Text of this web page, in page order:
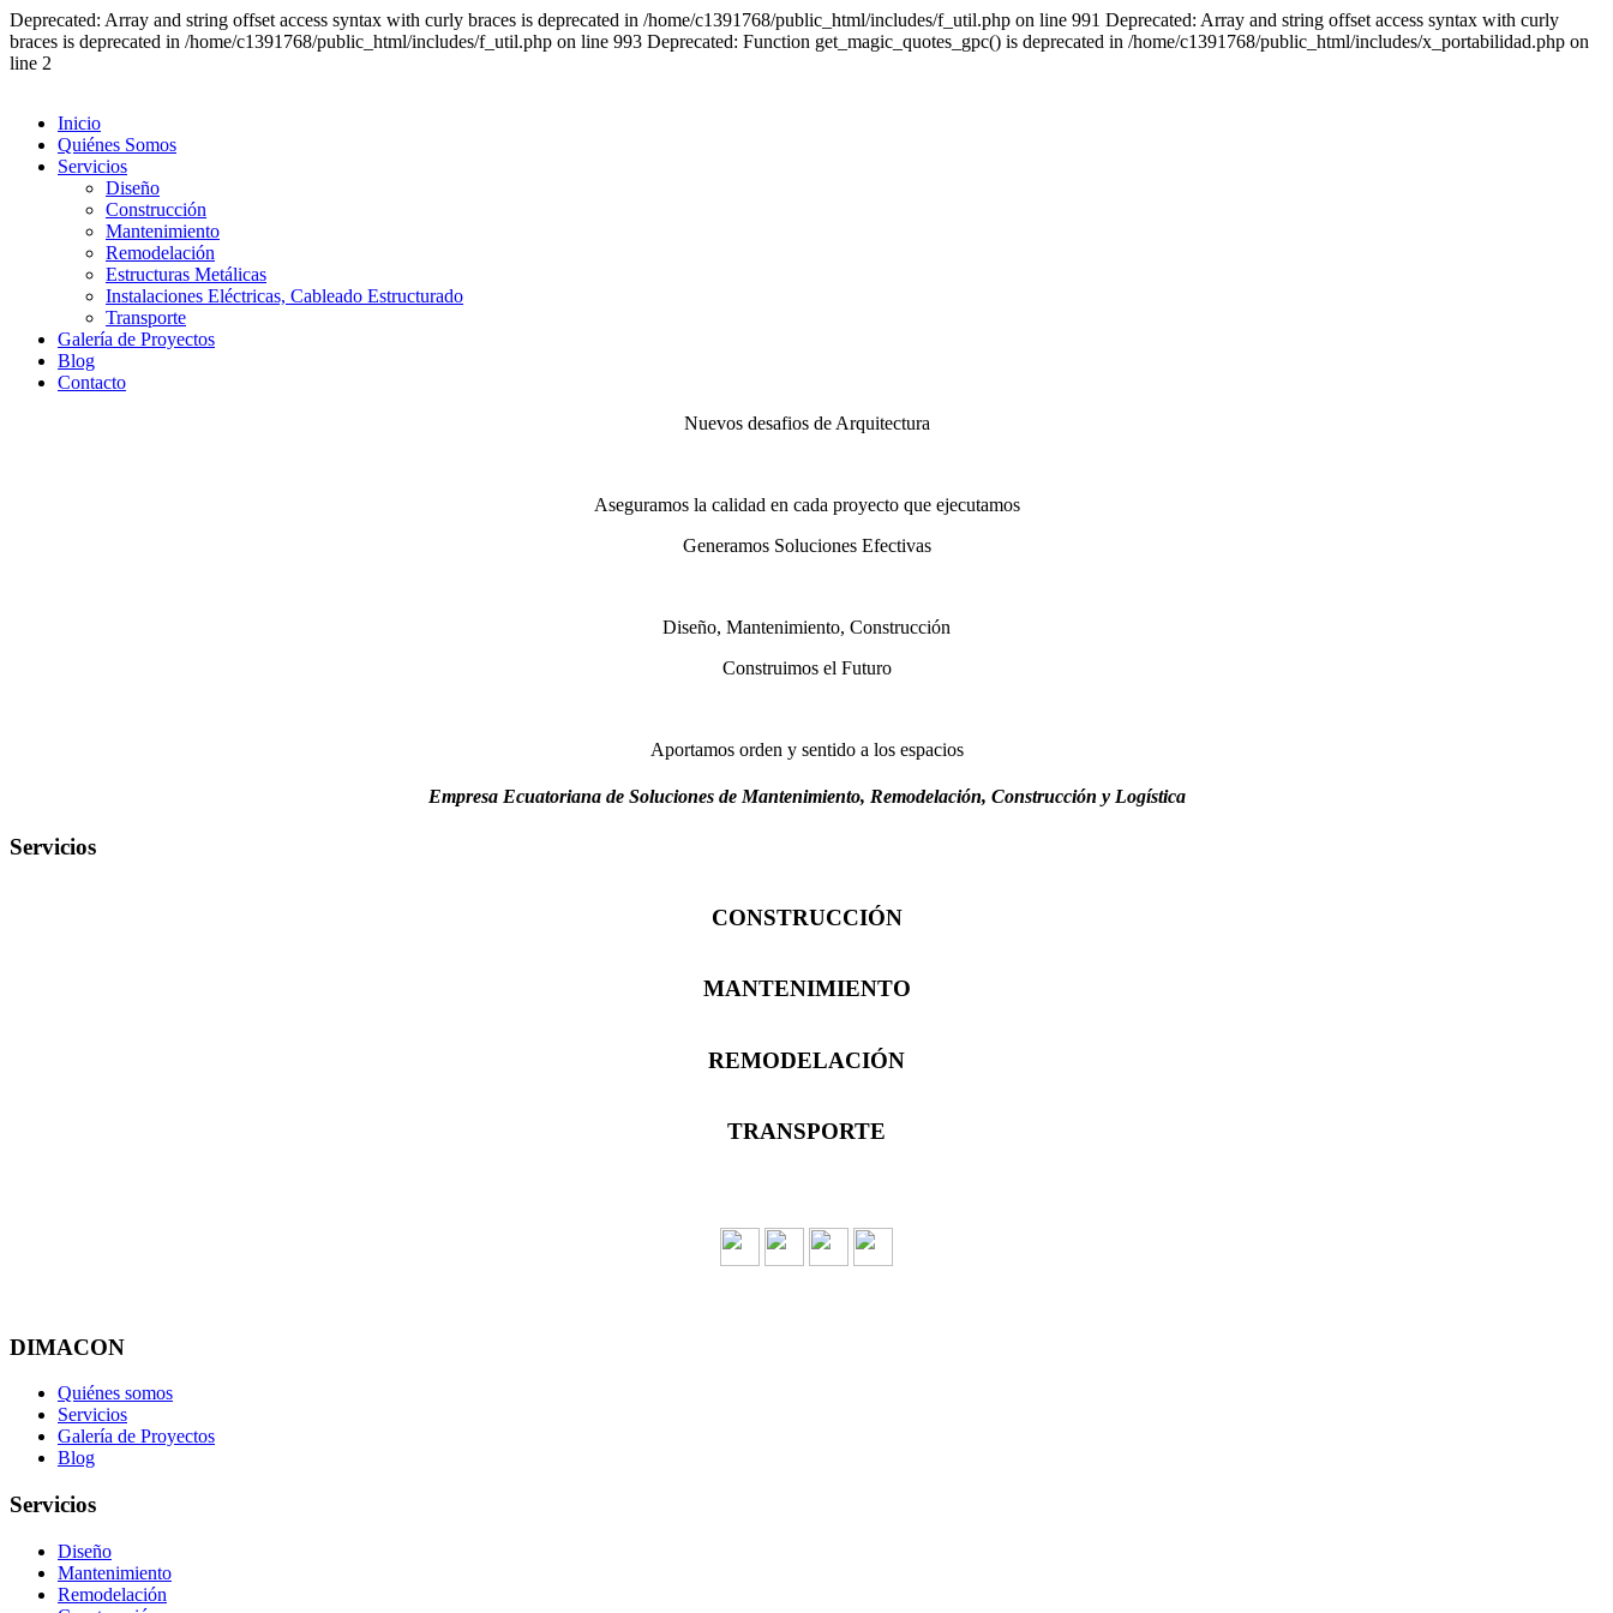
Deprecated: Array and string offset access syntax with curly braces is deprecated in /home/c1391768/public_html/includes/f_util.php on line 991 Deprecated: Array and string offset access syntax with curly
braces is deprecated in /home/c1391768/public_html/includes/f_util.php on line 993 Deprecated: Function get_magic_quotes_gpc() is deprecated in /home/c1391768/public_html/includes/x_portabilidad.php on
line 2
Inicio
Quiénes Somos
Servicios
Diseño
Construcción
Mantenimiento
Remodelación
Estructuras Metálicas
Instalaciones Eléctricas, Cableado Estructurado
Transporte
Galería de Proyectos
Blog
Contacto
Nuevos desafios de Arquitectura
Aseguramos la calidad en cada proyecto que ejecutamos
Generamos Soluciones Efectivas
Diseño, Mantenimiento, Construcción
Construimos el Futuro
Aportamos orden y sentido a los espacios
Empresa Ecuatoriana de Soluciones de Mantenimiento, Remodelación, Construcción y Logística
Servicios
CONSTRUCCIÓN
MANTENIMIENTO
REMODELACIÓN
TRANSPORTE
DIMACON
Quiénes somos
Servicios
Galería de Proyectos
Blog
Servicios
Diseño
Mantenimiento
Remodelación